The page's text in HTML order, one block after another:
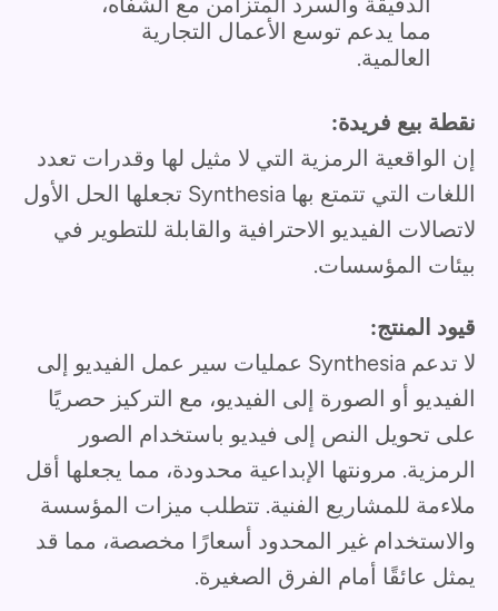
مما يدعم توسع الأعمال التجارية
العالمية.
نقطة بيع فريدة:
إن الواقعية الرمزية التي لا مثيل لها وقدرات تعدد
اللغات التي تتمتع بها Synthesia تجعلها الحل الأول
لاتصالات الفيديو الاحترافية والقابلة للتطوير في
بيئات المؤسسات.
قيود المنتج:
لا تدعم Synthesia عمليات سير عمل الفيديو إلى
الفيديو أو الصورة إلى الفيديو، مع التركيز حصريًا
على تحويل النص إلى فيديو باستخدام الصور
الرمزية. مرونتها الإبداعية محدودة، مما يجعلها أقل
ملاءمة للمشاريع الفنية. تتطلب ميزات المؤسسة
والاستخدام غير المحدود أسعارًا مخصصة، مما قد
يمثل عائقًا أمام الفرق الصغيرة.